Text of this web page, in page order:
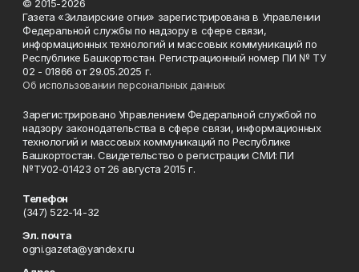
© 2015-2026
Газета «Зилаирские огни» зарегистрирована в Управлении
Федеральной службы по надзору в сфере связи,
информационных технологий и массовых коммуникаций по
Республике Башкортостан. Регистрационный номер ПИ № ТУ
02 - 01866 от 29.05.2025 г.
Об использовании персональных данных
Зарегистрировано Управлением Федеральной службой по
надзору законодательства в сфере связи, информационных
технологий и массовых коммуникаций по Республике
Башкортостан. Свидетельство о регистрации СМИ: ПИ
№ТУ02-01423 от 26 августа 2015 г.
Телефон
(347) 522-14-32
Эл. почта
ogni.gazeta@yandex.ru